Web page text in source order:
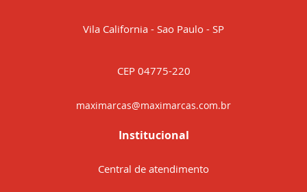
Vila California - Sao Paulo - SP
CEP 04775-220
maximarcas@maximarcas.com.br
Institucional
Central de atendimento